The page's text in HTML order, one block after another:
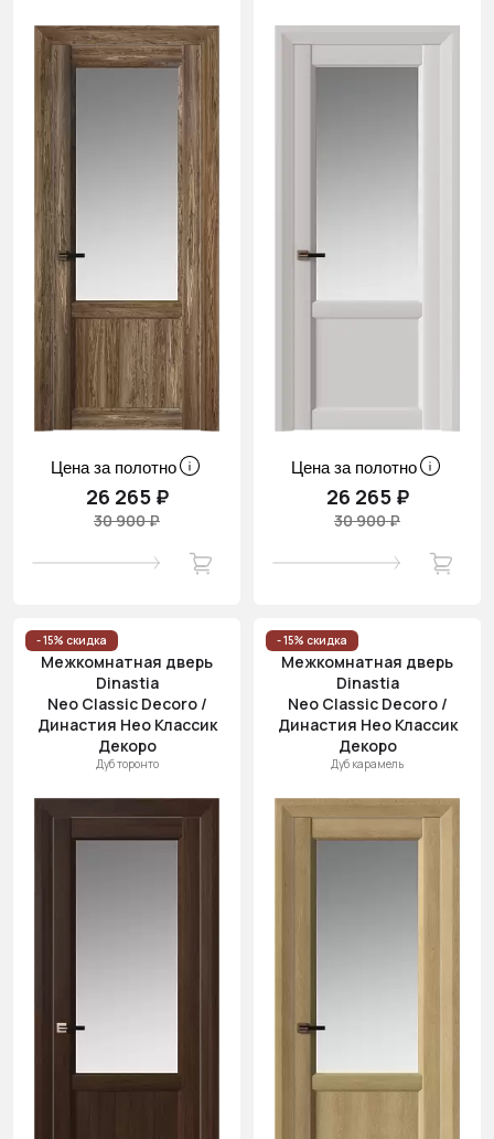
Цена за полотно
26 265 ₽
30 900 ₽
Цена за полотно
26 265 ₽
30 900 ₽
- 15% скидка
Межкомнатная дверь
Dinastia
Neo Classic Decoro /
Династия Нео Классик
Декоро
Дуб торонто
- 15% скидка
Межкомнатная дверь
Dinastia
Neo Classic Decoro /
Династия Нео Классик
Декоро
Дуб карамель